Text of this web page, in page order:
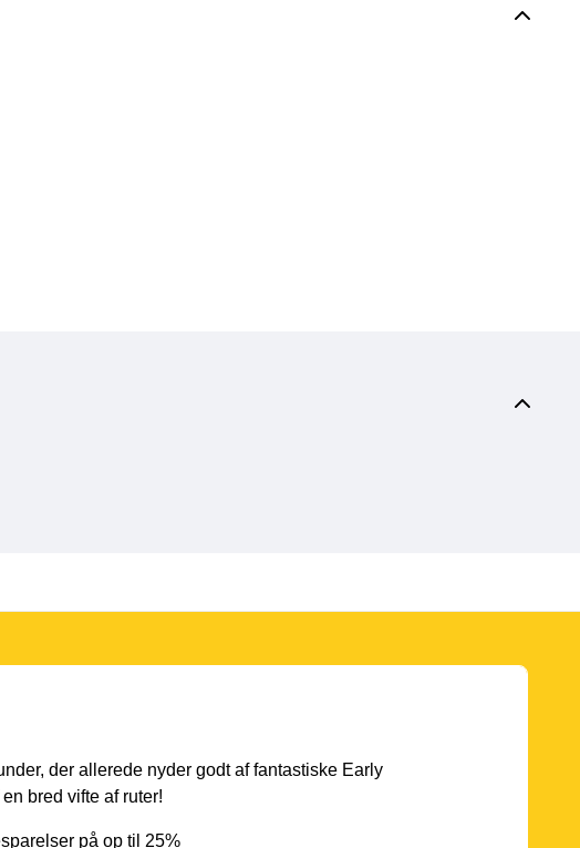
der allerede nyder godt af fantastiske Early
bred vifte af ruter!
på op til 25%